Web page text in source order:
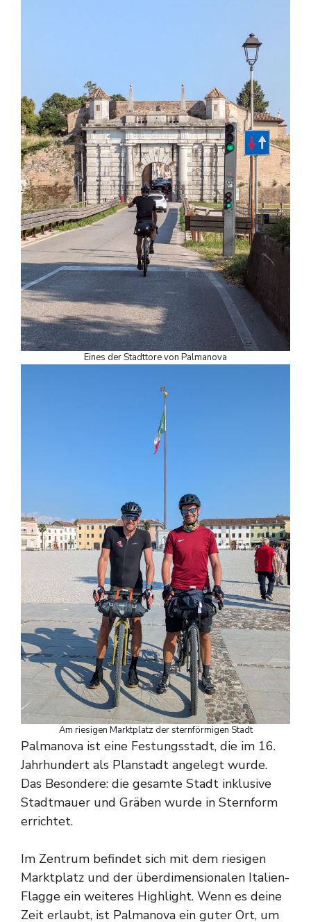
Eines der Stadttore von Palmanova
Am riesigen Marktplatz der sternförmigen Stadt
Palmanova ist eine Festungsstadt, die im 16.
Jahrhundert als Planstadt angelegt wurde.
Das Besondere: die gesamte Stadt inklusive
Stadtmauer und Gräben wurde in Sternform
errichtet.
Im Zentrum befindet sich mit dem riesigen
Marktplatz und der überdimensionalen Italien-
Flagge ein weiteres Highlight. Wenn es deine
Zeit erlaubt, ist Palmanova ein guter Ort, um